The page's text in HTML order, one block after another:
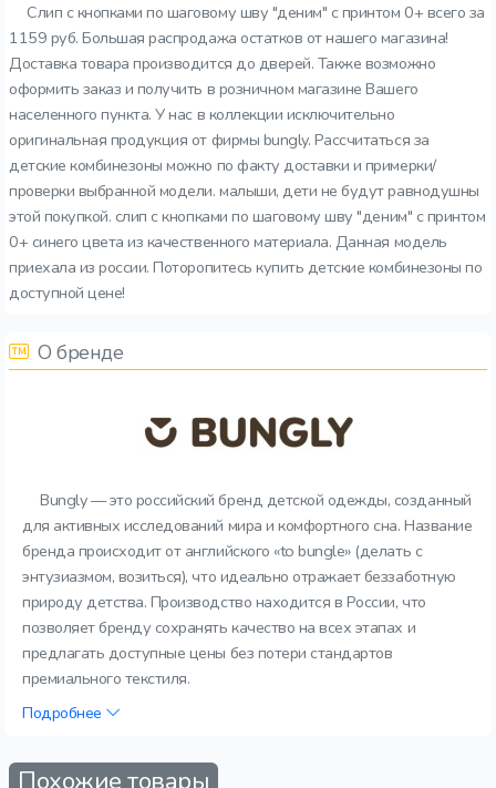
Слип с кнопками по шаговому шву "деним" с принтом 0+ всего за
1159 руб. Большая распродажа остатков от нашего магазина!
Доставка товара производится до дверей. Также возможно
оформить заказ и получить в розничном магазине Вашего
населенного пункта. У нас в коллекции исключительно
оригинальная продукция от фирмы bungly. Рассчитаться за
детские комбинезоны можно по факту доставки и примерки/
проверки выбранной модели. малыши, дети не будут равнодушны
этой покупкой. слип с кнопками по шаговому шву "деним" с принтом
0+ синего цвета из качественного материала. Данная модель
приехала из россии. Поторопитесь купить детские комбинезоны по
доступной цене!
О бренде
Bungly — это российский бренд детской одежды, созданный
для активных исследований мира и комфортного сна. Название
бренда происходит от английского «to bungle» (делать с
энтузиазмом, возиться), что идеально отражает беззаботную
природу детства. Производство находится в России, что
позволяет бренду сохранять качество на всех этапах и
предлагать доступные цены без потери стандартов
премиального текстиля.
Подробнее
Похожие товары